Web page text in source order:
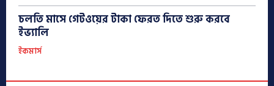
চলতি মাসে গেটওয়ের টাকা ফেরত দিতে শুরু করবে
ইভ্যালি
ইকমার্স